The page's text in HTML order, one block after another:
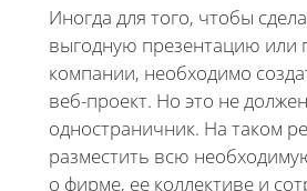
Иногда для того, чтобы
выгодную презентацию или
компании, необходимо
веб-проект. Но это не
одностраничник. На таком
разместить всю
о фирме, ее коллективе и